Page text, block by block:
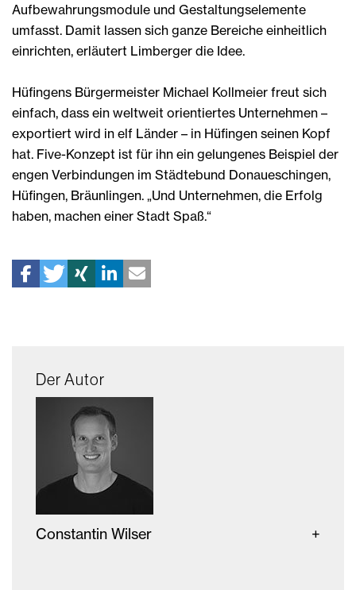
Aufbewahrungsmodule und Gestaltungselemente
umfasst. Damit lassen sich ganze Bereiche einheitlich
einrichten, erläutert Limberger die Idee.
Hüfingens Bürgermeister Michael Kollmeier freut sich
einfach, dass ein weltweit orientiertes Unternehmen –
exportiert wird in elf Länder – in Hüfingen seinen Kopf
hat. Five-Konzept ist für ihn ein gelungenes Beispiel der
engen Verbindungen im Städtebund Donaueschingen,
Hüfingen, Bräunlingen. „Und Unternehmen, die Erfolg
haben, machen einer Stadt Spaß.“
Der Autor
Constantin Wilser